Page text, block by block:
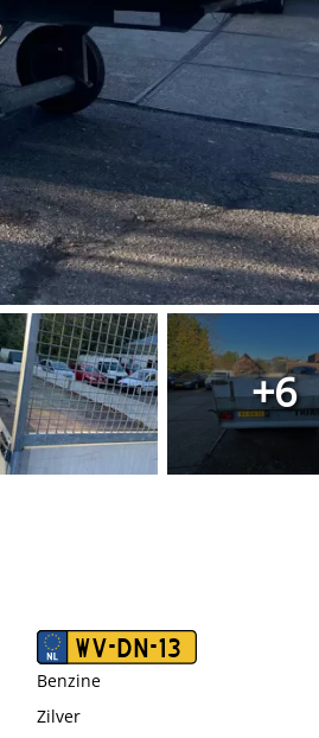
+6
WV-DN-13
Benzine
Zilver